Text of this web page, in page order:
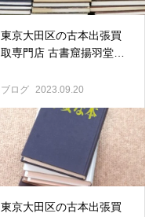
東京大田区の古本出張買
取専門店 古書窟揚羽堂｜
張ってます!!
ブログ 2023.09.20
東京大田区の古本出張買